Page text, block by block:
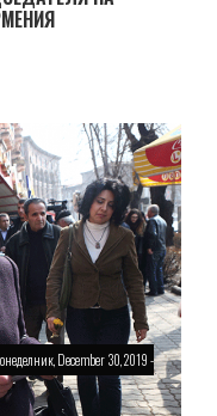
December 30, 2019 -